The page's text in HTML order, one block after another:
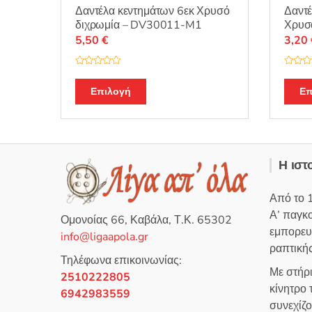
Δαντέλα κεντημάτων 6εκ Χρυσό
διχρωμία – DV30011-M1
α
ο
ο
θ
κ
ε
μ
ε
0
ό
5,50 €
Επιλογή
α
ο
ο
θ
κ
ε
0
π
5
3,20
Ομονοίας 66, Καβάλα, Τ.Κ. 65302
info@ligaapola.gr
Τηλέφωνα επικοινωνίας:
2510222805
6942983559
Η
Από το
Α’
Με